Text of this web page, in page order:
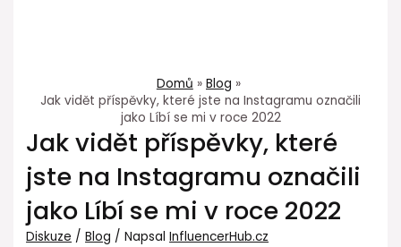
Domů
Blog
Jak vidět příspěvky, které jste na Instagramu označili
jako Líbí se mi v roce 2022
Jak vidět příspěvky, které
jste na Instagramu označili
jako Líbí se mi v roce 2022
Diskuze /Blog / NapsalInfluencerHub.cz